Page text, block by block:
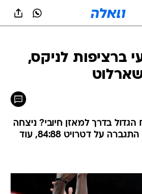
ברציפות לניקס,
בדרך למאזן חיובי? ניצחה
107:110. דאלאס התגברה על דטרויט 84:88, עוד